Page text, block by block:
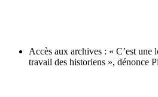
Accès aux archives : « C’est une
travail des historiens », dénonce